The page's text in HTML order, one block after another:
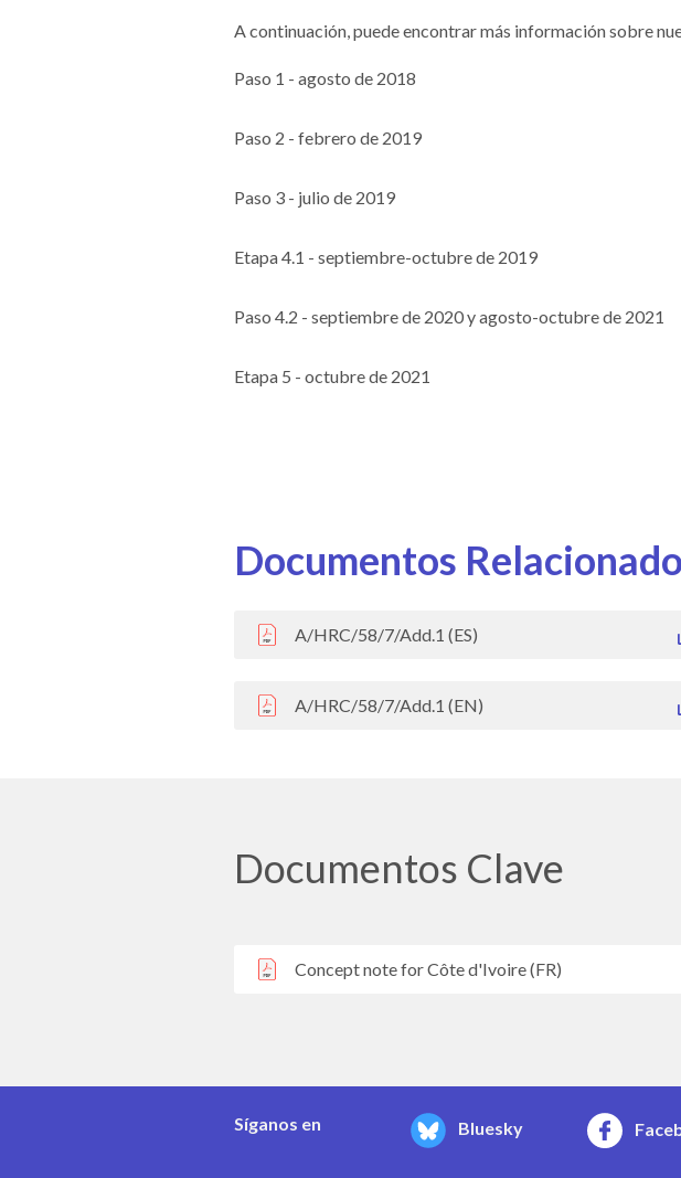
A continuación, puede encontrar más información sobre
Paso 1 - agosto de 2018
Paso 2 - febrero de 2019
Paso 3 - julio de 2019
Etapa 4.1 - septiembre-octubre de 2019
Paso 4.2 - septiembre de 2020 y agosto-octubre de 2021
Etapa 5 - octubre de 2021
Documentos
A/HRC/58/7/Add.1 (ES)
A/HRC/58/7/Add.1 (EN)
Documentos Clave
Concept note for Côte d'Ivoire (FR)
Síganos en Bluesky